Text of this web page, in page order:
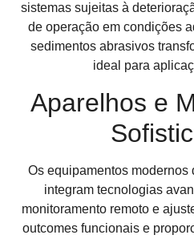
sistemas sujeitas à
de operação em condições
sedimentos abrasivos
ideal para
Aparelhos e
Os equipamentos modernos
integram tecnologias
monitoramento remoto e
outcomes funcionais e